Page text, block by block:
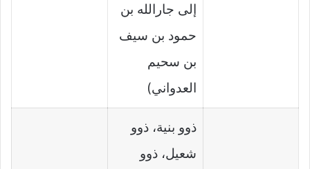
إلى جارالله بن
حمود بن سيف
بن سحيم
العدواني)
ذوو بنية، ذوو
شعيل، ذوو